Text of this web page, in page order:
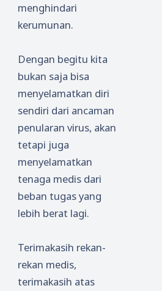
menghindari
kerumunan.
Dengan begitu kita
bukan saja bisa
menyelamatkan diri
sendiri dari ancaman
penularan virus, akan
tetapi juga
menyelamatkan
tenaga medis dari
beban tugas yang
lebih berat lagi.
Terimakasih rekan-
rekan medis,
terimakasih atas